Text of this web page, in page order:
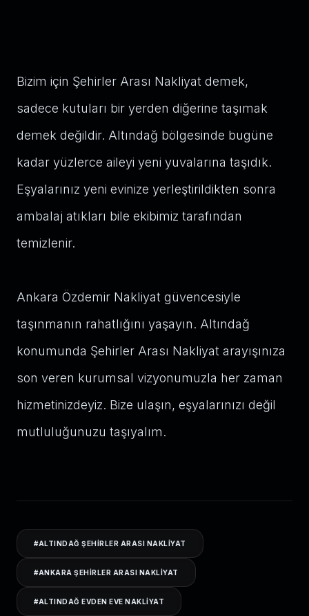
Bizim için Şehirler Arası Nakliyat demek,
sadece kutuları bir yerden diğerine taşımak
demek değildir. Altındağ bölgesinde bugüne
kadar yüzlerce aileyi yeni yuvalarına taşıdık.
Eşyalarınız yeni evinize yerleştirildikten sonra
ambalaj atıkları bile ekibimiz tarafından
temizlenir.
Ankara Özdemir Nakliyat güvencesiyle
taşınmanın rahatlığını yaşayın. Altındağ
konumunda Şehirler Arası Nakliyat arayışınıza
son veren kurumsal vizyonumuzla her zaman
hizmetinizdeyiz. Bize ulaşın, eşyalarınızı değil
mutluluğunuzu taşıyalım.
#ALTINDAĞ ŞEHIRLER ARASI NAKLIYAT
#ANKARA ŞEHIRLER ARASI NAKLIYAT
#ALTINDAĞ EVDEN EVE NAKLIYAT